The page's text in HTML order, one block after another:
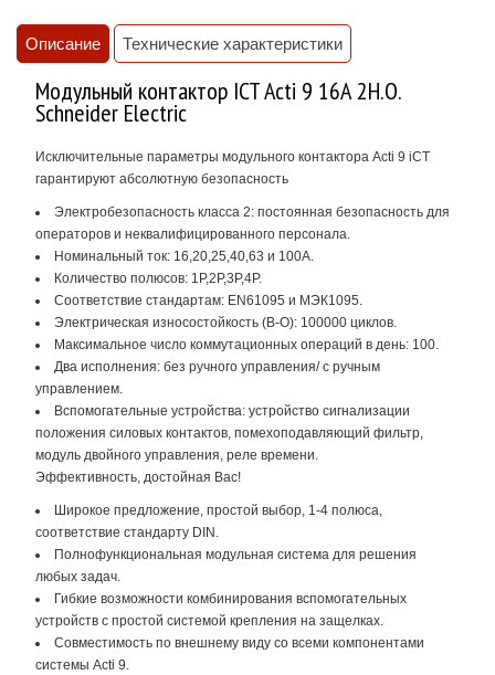
Описание Технические характеристики
Модульный контактор ICT Acti 9 16А 2Н.О.
Schneider Electric
Исключительные параметры модульного контактора Acti 9 iCT
гарантируют абсолютную безопасность
Электробезопасность класса 2: постоянная безопасность для
операторов и неквалифицированного персонала.
Номинальный ток: 16,20,25,40,63 и 100A.
Количество полюсов: 1P,2P,3P,4P.
Coответствие стандартам: EN61095 и МЭК1095.
Электрическая износостойкость (В-О): 100000 циклов.
Максимальное число коммутационных операций в день: 100.
Два исполнения: без ручного управления/ с ручным
управлением.
Вспомогательные устройства: устройство сигнализации
положения силовых контактов, помехоподавляющий фильтр,
модуль двойного управления, реле времени.
Эффективность, достойная Вас!
Широкое предложение, простой выбор, 1-4 полюса,
соответствие стандарту DIN.
Полнофункциональная модульная система для решения
любых задач.
Гибкие возможности комбинирования вспомогательных
устройств с простой системой крепления на защелках.
Совместимость по внешнему виду со всеми компонентами
системы Acti 9.